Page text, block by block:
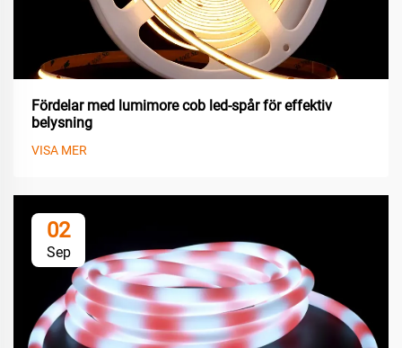
Fördelar med lumimore cob led-spår för effektiv
belysning
VISA MER
02
Sep